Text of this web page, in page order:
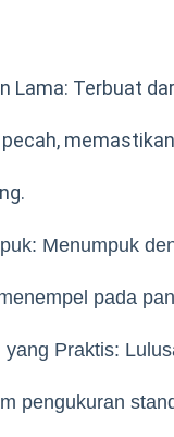
Lama: Terbuat
Menumpuk
pada
yang Praktis:
pengukuran